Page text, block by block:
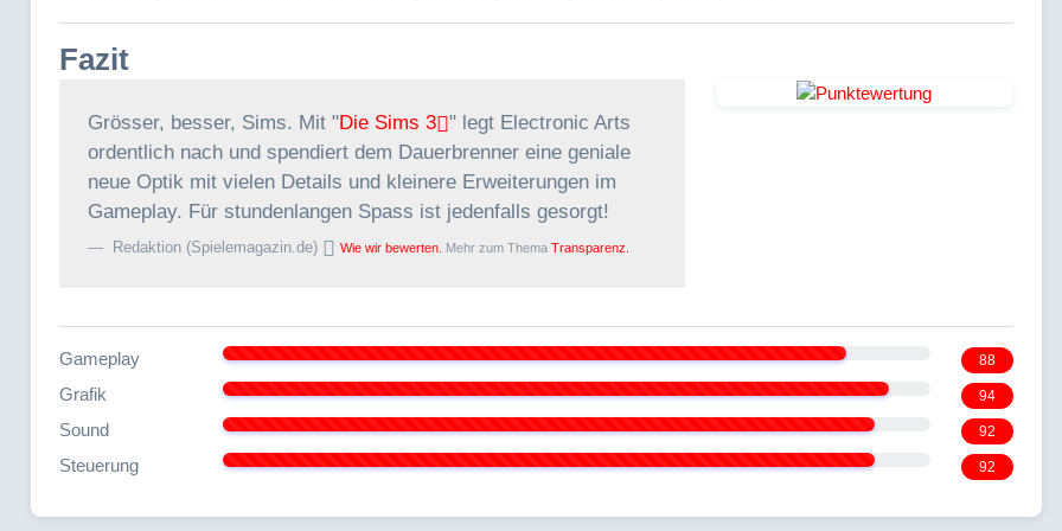
Fazit
Grösser, besser, Sims. Mit "Die Sims 3 " legt Electronic Arts
ordentlich nach und spendiert dem Dauerbrenner eine geniale
neue Optik mit vielen Details und kleinere Erweiterungen im
Gameplay. Für stundenlangen Spass ist jedenfalls gesorgt!
Redaktion (Spielemagazin.de) Wie wir bewerten. Mehr zum Thema Transparenz.
Gameplay 88
Grafik 94
Sound 92
Steuerung 92